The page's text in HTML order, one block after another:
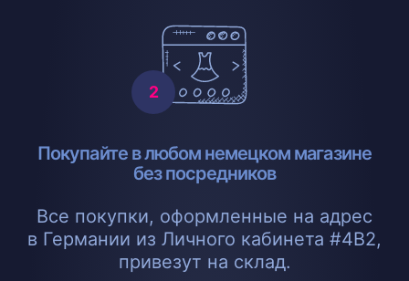
Покупайте в любом немецком магазине
без посредников
Все покупки, оформленные на адрес
в Германии из Личного кабинета #4B2,
привезут на склад.